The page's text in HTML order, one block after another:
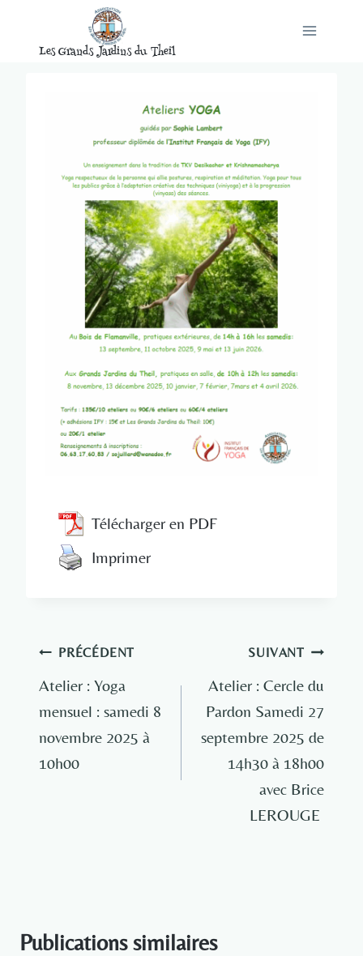
Les Grands Jardins du Theil
Télécharger en PDF
Imprimer
Navigation
de
l’article
PRÉCÉDENT
Atelier : Yoga
mensuel : samedi 8
novembre 2025 à
10h00
SUIVANT
Atelier : Cercle du
Pardon Samedi 27
septembre 2025 de
14h30 à 18h00
avec Brice
LEROUGE
Publications similaires